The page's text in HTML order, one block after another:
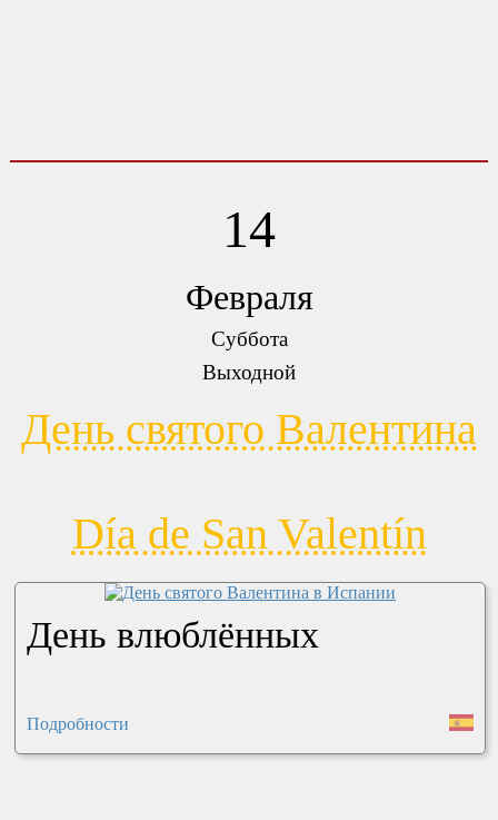
14
Февраля
Суббота
Выходной
День святого Валентина
Día de San Valentín
День влюблённых
Подробности